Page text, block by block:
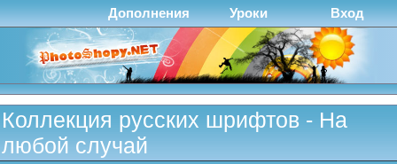
Дополнения Уроки Вход
Коллекция русских шрифтов - На
любой случай